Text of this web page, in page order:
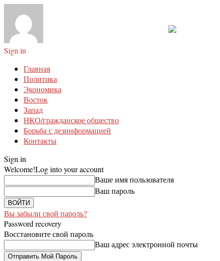
Sign in
Главная
Политика
Экономика
Восток
Запад
НКО/гражданское общество
Борьба с дезинформацией
Контакты
Sign in
Welcome!Log into your account
Ваше имя пользователя
Ваш пароль
Вы забыли свой пароль?
Password recovery
Восстановите свой пароль
Ваш адрес электронной почты